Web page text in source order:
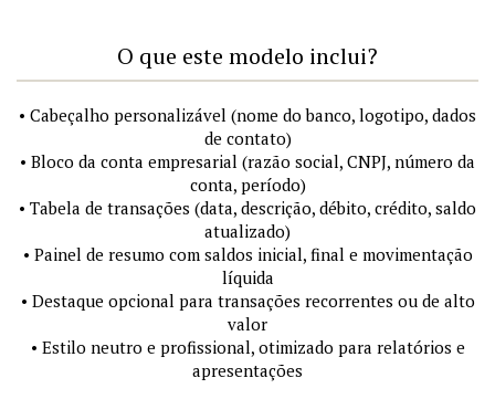
O que este modelo inclui?
• Cabeçalho personalizável (nome do banco, logotipo, dados
de contato)
• Bloco da conta empresarial (razão social, CNPJ, número da
conta, período)
• Tabela de transações (data, descrição, débito, crédito, saldo
atualizado)
• Painel de resumo com saldos inicial, final e movimentação
líquida
• Destaque opcional para transações recorrentes ou de alto
valor
• Estilo neutro e profissional, otimizado para relatórios e
apresentações